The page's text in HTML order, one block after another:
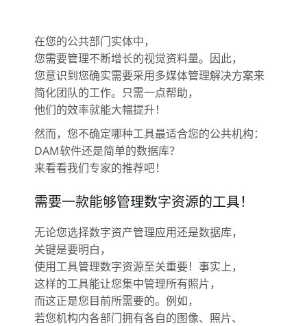
在您的公共部门实体中，
您需要管理不断增长的视觉资料量。因此，
您意识到您确实需要采用多媒体管理解决方案来
简化团队的工作。只需一点帮助，
他们的效率就能大幅提升！
然而，您不确定哪种工具最适合您的公共机构：
DAM软件还是简单的数据库？
来看看我们专家的推荐吧！
需要一款能够管理数字资源的工具！
无论您选择数字资产管理应用还是数据库，
关键是要明白，
使用工具管理数字资源至关重要！事实上，
这样的工具能让您集中管理所有照片，
而这正是您目前所需要的。例如，
若您机构内各部门拥有各自的图像、照片、